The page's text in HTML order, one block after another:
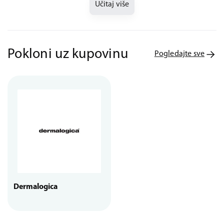
Učitaj više
Pokloni uz kupovinu Pogledajte sve
Dermalogica